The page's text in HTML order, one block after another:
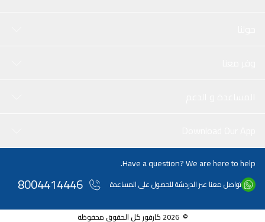
Have a question? We are here to help.
تواصل معنا عبر الدردشة للحصول على المساعدة 8004414446
© 2026 كارفور كل الحقوق محفوظة